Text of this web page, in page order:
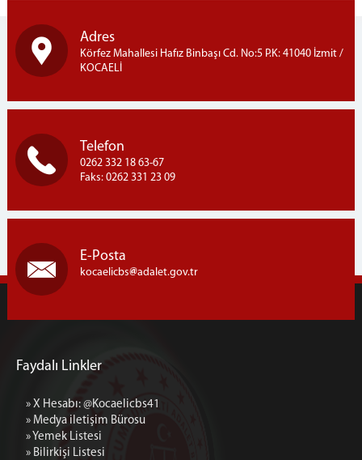
Cumhuriyet Başsavcılığı Birimleri
Nöbetçi Cumhuriyet Savcıları Listesi
Adalet Komisyonu Üyelerimiz
Adalet Komisyonu Faaliyet Raporları
Mahkemeler
İCRA DAİRELERİ BŞK.
İcra Daireleri Başkanlığı Faaliyet Raporları
İcra Müdürlükleri
Ek Hizmet Binası 1 iletişim
Adres
Körfez Mahallesi Hafız Binbaşı Cd. No:5 P.K: 41040 İzmit /
KOCAELİ
Telefon
0262 332 18 63-67
Faks: 0262 331 23 09
E-Posta
kocaelicbs adalet.gov.tr
Faydalı Linkler
» X Hesabı: @Kocaelicbs41
» Medya iletişim Bürosu
» Yemek Listesi
» Bilirkişi Listesi